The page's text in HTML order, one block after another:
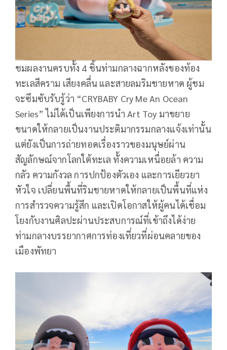
ชมผลงานครบทั้ง 4 ชิ้นท่ามกลางฉากหลังของท้อง
ทะเลสีคราม เสียงคลื่น และสายลมริมชายหาด ผู้ชม
จะซึมซับรับรู้ว่า “CRYBABY Cry Me An Ocean
Series” ไม่ได้เป็นเพียงการนำ Art Toy มาขยาย
ขนาดให้กลายเป็นงานประติมากรรมกลางแจ้งเท่านั้น
แต่ยังเป็นการถ่ายทอดเรื่องราวของมนุษย์ผ่าน
สัญลักษณ์จากโลกใต้ทะเล ทั้งความเหนื่อยล้า ความ
กลัว ความกังวล การปกป้องตัวเอง และการเยียวยา
หัวใจ เปลี่ยนพื้นที่ริมชายหาดให้กลายเป็นพื้นที่แห่ง
การสำรวจความรู้สึก และเปิดโอกาสให้ผู้คนได้เชื่อม
โยงกับงานศิลปะผ่านประสบการณ์ที่เข้าถึงได้ง่าย
ท่ามกลางบรรยากาศการท่องเที่ยวที่ผ่อนคลายของ
เมืองพัทยา